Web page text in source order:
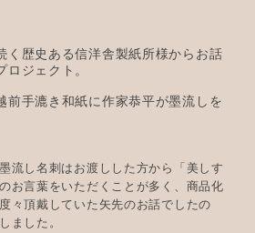
く歴史ある信洋舎製紙所様からお話
ロジェクト。
前手漉き和紙に作家恭平が墨流しを
流し名刺はお渡しした方から「美しす
お言葉をいただくことが多く、商品化
々頂戴していた矢先のお話でしたの
ました。